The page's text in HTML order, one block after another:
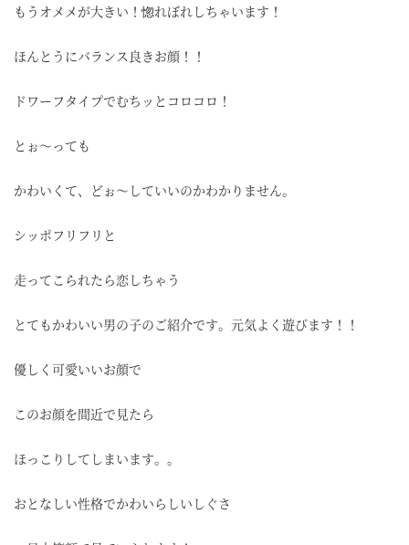
もうオメメが大きい！惚れぼれしちゃいます！
ほんとうにバランス良きお顔！！
ドワーフタイプでむちッとコロコロ！
とぉ～っても
かわいくて、どぉ～していいのかわかりません。
シッポフリフリと
走ってこられたら恋しちゃう
とてもかわいい男の子のご紹介です。元気よく遊びます！！
優しく可愛いいお顔で
このお顔を間近で見たら
ほっこりしてしまいます。。
おとなしい性格でかわいらしいしぐさ